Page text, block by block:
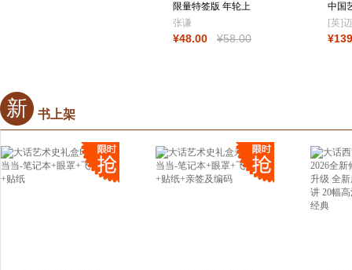
限量特签版 年轮上
的光影
张谦
¥48.00 ¥58.00
中国
[英]
¥139
新 书上架